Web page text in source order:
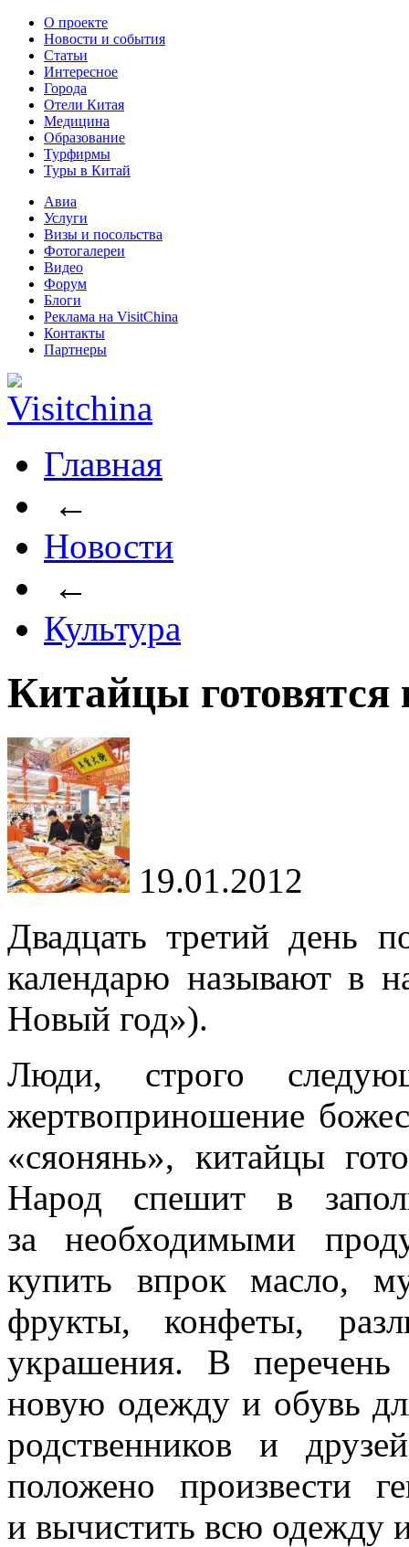
О проекте
Новости и события
Статьи
Интересное
Города
Отели Китая
Медицина
Образование
Турфирмы
Туры в Китай
Авиа
Услуги
Визы и посольства
Фотогалереи
Видео
Форум
Блоги
Реклама на VisitChina
Контакты
Партнеры
Главная
←
Новости
←
Культура
Китайцы
19.01.2012
Двадцать третий день
календарю называют в
Новый год»).
Люди, строго
жертвоприношение
«сяонянь», китайцы
Народ спешит в
за
необходимыми
купить впрок масло,
фрукты, конфеты,
украшения. В
новую одежду и обувь
родственников и
положено произвести
и вычистить всю одежду